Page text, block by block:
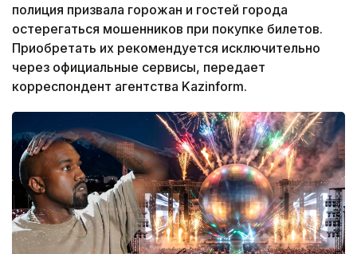
полиция призвала горожан и гостей города
остерегаться мошенников при покупке билетов.
Приобретать их рекомендуется исключительно
через официальные сервисы, передает
корреспондент агентства Kazinform.